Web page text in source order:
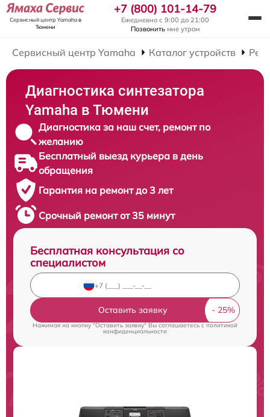
Сервисный центр Yamahaв
Тюмени
+7 (800) 101-14-79
Ежедневно с 9:00 до 21:00
Позвонить мне утром
Сервисный центр Yamaha Каталог устройств
Диагностика синтезатора
Yamaha в Тюмени
Диагностика за наш счет, ремонт по
желанию
Бесплатный выезд курьера в день
обращения
Гарантия на ремонт до 3 лет
Срочный ремонт от 35 минут
Бесплатная консультация со
специалистом
Оставить заявку
Нажимая на кнопку "Оставить заявку" Вы соглашаетесь cполитикой
конфиденциальности